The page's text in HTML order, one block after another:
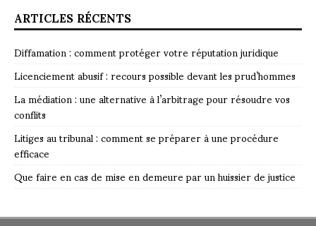
ARTICLES RÉCENTS
Diffamation : comment protéger votre réputation juridique
Licenciement abusif : recours possible devant les prud’hommes
La médiation : une alternative à l’arbitrage pour résoudre vos
conflits
Litiges au tribunal : comment se préparer à une procédure
efficace
Que faire en cas de mise en demeure par un huissier de justice